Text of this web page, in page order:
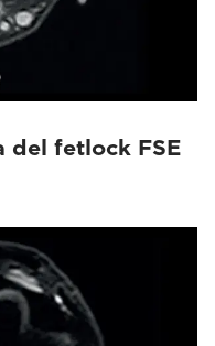
del fetlock FSE